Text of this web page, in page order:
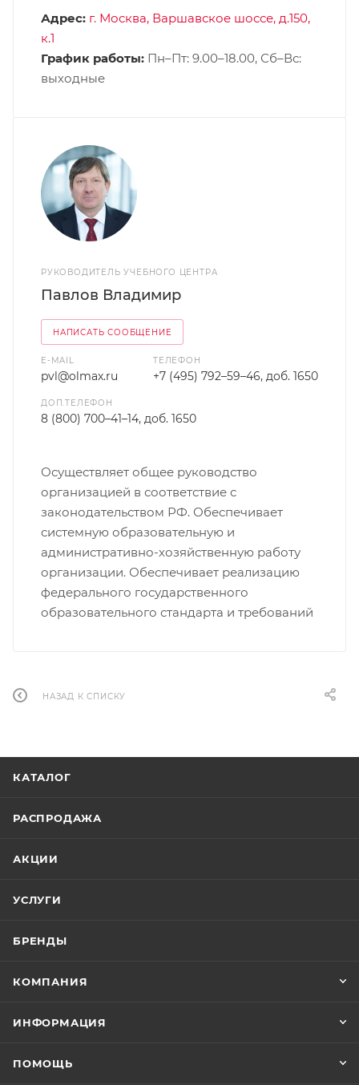
Адрес: г. Москва, Варшавское шоссе, д.150,
к.1
График работы: Пн–Пт: 9.00–18.00, Сб–Вс:
выходные
РУКОВОДИТЕЛЬ УЧЕБНОГО ЦЕНТРА
Павлов Владимир
НАПИСАТЬ СООБЩЕНИЕ
E-MAIL
pvl@olmax.ru
ТЕЛЕФОН
+7 (495) 792–59–46, доб. 1650
ДОП.ТЕЛЕФОН
8 (800) 700–41–14, доб. 1650
Осуществляет общее руководство
организацией в соответствие с
законодательством РФ. Обеспечивает
системную образовательную и
административно-хозяйственную работу
организации. Обеспечивает реализацию
федерального государственного
образовательного стандарта и требований
НАЗАД К СПИСКУ
КАТАЛОГ
РАСПРОДАЖА
АКЦИИ
УСЛУГИ
БРЕНДЫ
КОМПАНИЯ
ИНФОРМАЦИЯ
ПОМОЩЬ